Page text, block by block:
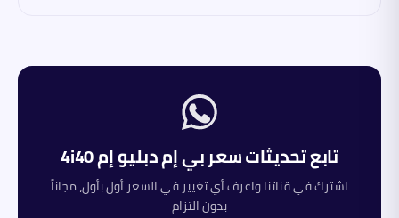
تابع تحديثات سعربي إم دبليوإم 4i40
اشترك في قناتنا واعرف أي تغيير في السعر أول بأول، مجاناً
بدون التزام